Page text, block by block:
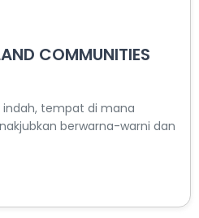
COMMUNITIES
tempat di mana
berwarna-warni dan